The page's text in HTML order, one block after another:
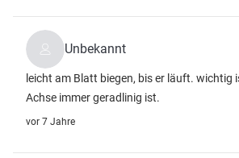
Unbekannt
leicht am Blatt biegen, bis er läuft. wichtig
Achse immer geradlinig ist.
vor 7 Jahre